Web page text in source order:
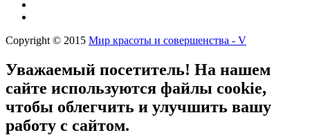
Copyright © 2015 Мир красоты и совершенства - V
Уважаемый посетитель! На нашем
сайте используются файлы cookie,
чтобы облегчить и улучшить вашу
работу с сайтом.